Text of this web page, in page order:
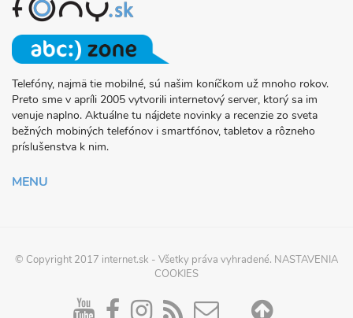
O
PROJEKTE
FONY.SK
Telefóny, najmä tie mobilné, sú našim koníčkom už mnoho rokov.
Preto sme v apríli 2005 vytvorili internetový server, ktorý sa im
venuje naplno. Aktuálne tu nájdete novinky a recenzie zo sveta
bežných mobiných telefónov i smartfónov, tabletov a rôzneho
príslušenstva k nim.
MENU
© Copyright 2017 internet.sk - Všetky práva vyhradené. NASTAVENIA
COOKIES